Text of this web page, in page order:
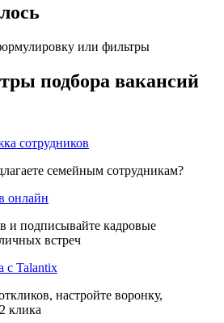
или фильтры
подбора вакансий
сотрудников
семейным сотрудникам?
онлайн
и подписывайте кадровые
встреч
с Talantix
настройте воронку,
клика